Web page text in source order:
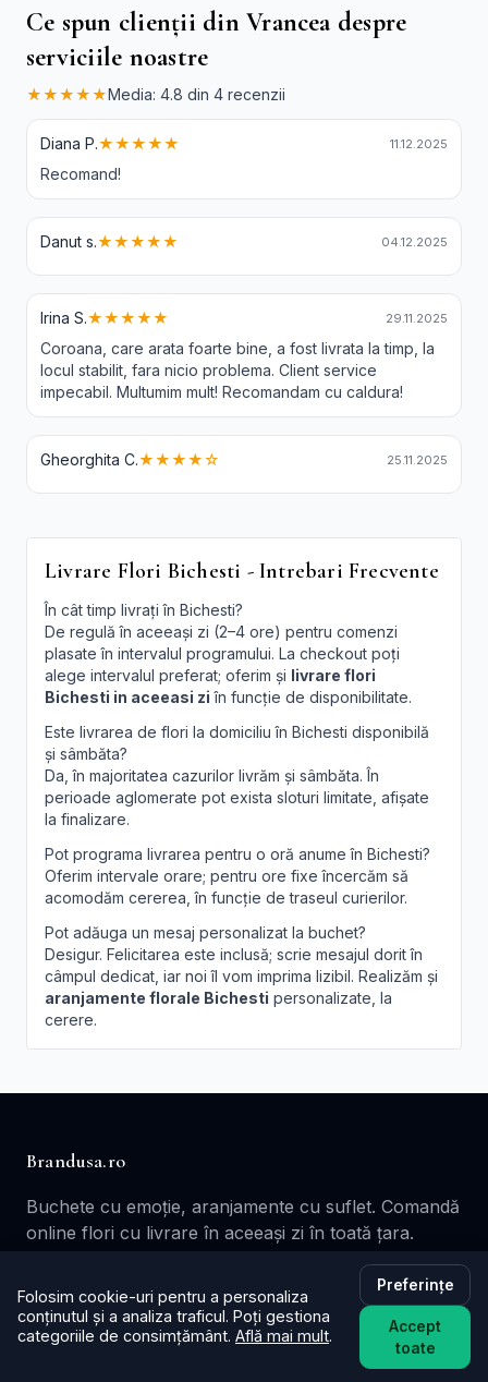
Ce spun clienții din Vrancea despre
serviciile noastre
★★★★★Media: 4.8 din 4 recenzii
Diana P.★★★★★ 11.12.2025
Recomand!
Danut s.★★★★★ 04.12.2025
Irina S.★★★★★ 29.11.2025
Coroana, care arata foarte bine, a fost livrata la timp, la
locul stabilit, fara nicio problema. Client service
impecabil. Multumim mult! Recomandam cu caldura!
Gheorghita C.★★★★☆ 25.11.2025
Livrare Flori Bichesti - Intrebari Frecvente
În cât timp livrați în Bichesti?
De regulă în aceeași zi (2–4 ore) pentru comenzi
plasate în intervalul programului. La checkout poți
alege intervalul preferat; oferim și livrare flori
Bichesti in aceeasi zi în funcție de disponibilitate.
Este livrarea de flori la domiciliu în Bichesti disponibilă
și sâmbăta?
Da, în majoritatea cazurilor livrăm și sâmbăta. În
perioade aglomerate pot exista sloturi limitate, afișate
la finalizare.
Pot programa livrarea pentru o oră anume în Bichesti?
Oferim intervale orare; pentru ore fixe încercăm să
acomodăm cererea, în funcție de traseul curierilor.
Pot adăuga un mesaj personalizat la buchet?
Desigur. Felicitarea este inclusă; scrie mesajul dorit în
câmpul dedicat, iar noi îl vom imprima lizibil. Realizăm și
aranjamente florale Bichesti personalizate, la
cerere.
Brandusa.ro
Buchete cu emoție, aranjamente cu suflet. Comandă
online flori cu livrare în aceeași zi în toată țara.
✉️ contact@brandusa.ro
Folosim cookie-uri pentru a personaliza
conținutul și a analiza traficul. Poți gestiona
categoriile de consimțământ. Află mai mult.
Preferințe
Accept
toate